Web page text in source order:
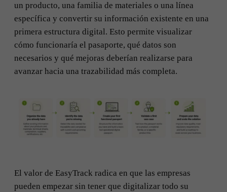
un producto, una familia de materiales o una línea
específica y convertir su información existente en una
primera estructura digital. Esto permite visualizar
cómo funcionaría el pasaporte, qué datos son
necesarios y qué mejoras deberían realizarse para
avanzar hacia una trazabilidad más completa.
El valor de EasyTrack radica en que las empresas
pueden empezar sin tener que digitalizar todo su